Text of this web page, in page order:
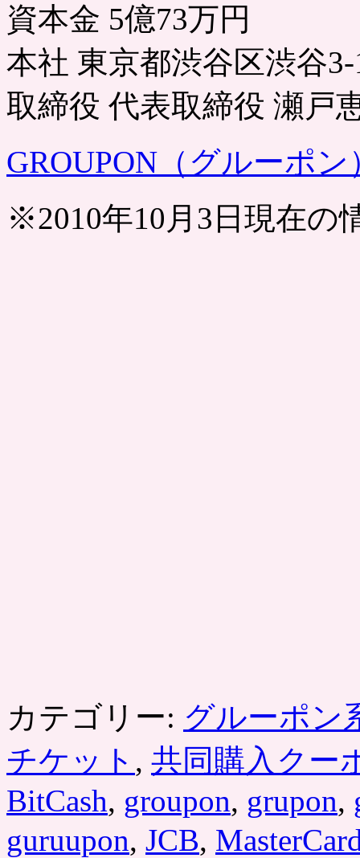
資本金 5億73万円
本社 東京都渋谷区渋谷
取締役 代表取締役 瀬戸
GROUPON（グルーポン
※2010年10月3日現在の
カテゴリー: グルーポン
チケット , 共同購入クー
BitCash, groupon, grupon,
guruupon, JCB,